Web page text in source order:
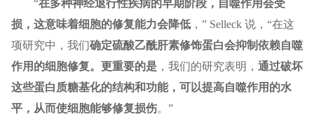
“在多种神经退行性疾病的早期阶段，自噬作用会受
损，这意味着细胞的修复能力会降低，” Selleck 说，“在这
项研究中，我们确定硫酸乙酰肝素修饰蛋白会抑制依赖自噬
作用的细胞修复。更重要的是，我们的研究表明， 通过破坏
这些蛋白质糖基化的结构和功能，可以提高自噬作用的水
平，从而使细胞能够修复损伤。”